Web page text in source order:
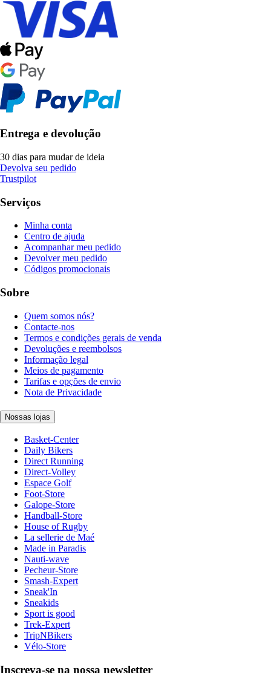
Entrega e devolução
30 dias para mudar de ideia
Devolva seu pedido
Trustpilot
Serviços
Minha conta
Centro de ajuda
Acompanhar meu pedido
Devolver meu pedido
Códigos promocionais
Sobre
Quem somos nós?
Contacte-nos
Termos e condições gerais de venda
Devoluções e reembolsos
Informação legal
Meios de pagamento
Tarifas e opções de envio
Nota de Privacidade
Nossas lojas
Basket-Center
Daily Bikers
Direct Running
Direct-Volley
Espace Golf
Foot-Store
Galope-Store
Handball-Store
House of Rugby
La sellerie de Maé
Made in Paradis
Nauti-wave
Pecheur-Store
Smash-Expert
Sneak'In
Sneakids
Sport is good
Trek-Expert
TripNBikers
Vélo-Store
Inscreva-se na nossa newsletter